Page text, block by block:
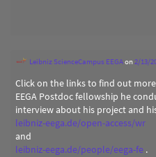
Leibniz ScienceCampus EEGAon2/13/
Click on the links to find out
EEGA Postdoc fellowship he
interview about his project and
leibniz-eega.de/open-access/wr
and
leibniz-eega.de/people/eega-fe .